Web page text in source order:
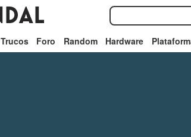
Trucos Foro Random Hardware